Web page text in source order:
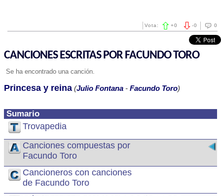
0
-0
Vota: +0
CANCIONES ESCRITAS POR FACUNDO TORO
Se ha encontrado una canción.
Sumario
Trovapedia
Canciones compuestas por
Facundo Toro
Cancioneros con canciones
de Facundo Toro
Princesa y reina (Julio Fontana - Facundo Toro)